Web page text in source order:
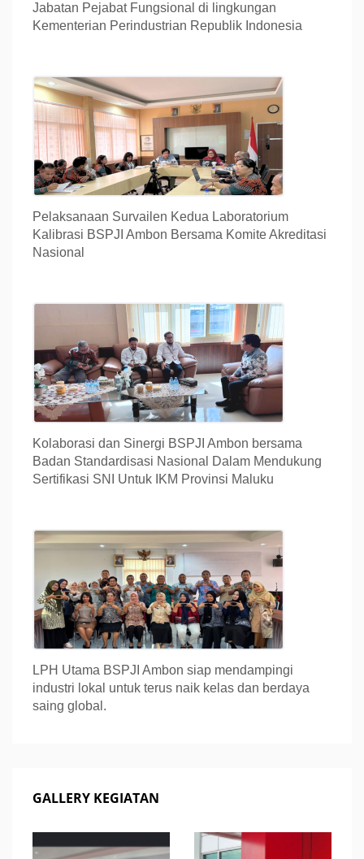
Jabatan Pejabat Fungsional di lingkungan
Kementerian Perindustrian Republik Indonesia
Pelaksanaan Survailen Kedua Laboratorium
Kalibrasi BSPJI Ambon Bersama Komite Akreditasi
Nasional
Kolaborasi dan Sinergi BSPJI Ambon bersama
Badan Standardisasi Nasional Dalam Mendukung
Sertifikasi SNI Untuk IKM Provinsi Maluku
LPH Utama BSPJI Ambon siap mendampingi
industri lokal untuk terus naik kelas dan berdaya
saing global.
GALLERY KEGIATAN